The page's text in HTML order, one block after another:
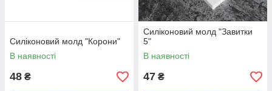
Силіконовий молд "Корони"
В наявності
48 ₴
Силіконовий молд "Завитки
5"
В наявності
47 ₴